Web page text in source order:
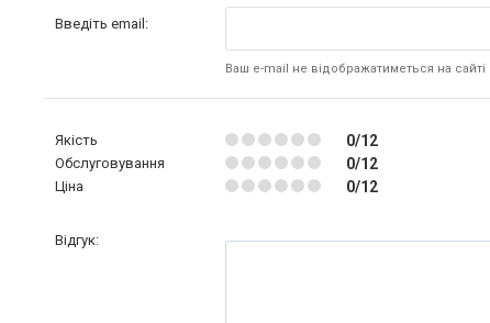
Введіть email:
Ваш e-mail не відображатиметься на сайті
Якість 0/12
Обслуговування 0/12
Ціна 0/12
Відгук: